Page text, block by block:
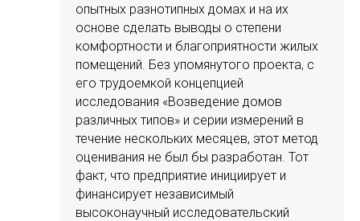
опытных разнотипных домах и на их
основе сделать выводы о степени
комфортности и благоприятности жилых
помещений. Без упомянутого проекта, с
его трудоемкой концепцией
исследования «Возведение домов
различных типов» и серии измерений в
течение нескольких месяцев, этот метод
оценивания не был бы разработан. Тот
факт, что предприятие инициирует и
финансирует независимый
высоконаучный исследовательский